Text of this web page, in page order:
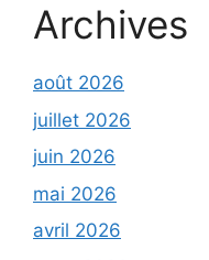
Archives
août 2026
juillet 2026
juin 2026
mai 2026
avril 2026